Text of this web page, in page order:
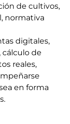
de cultivos,
normativa
digitales,
cálculo de
reales,
en forma